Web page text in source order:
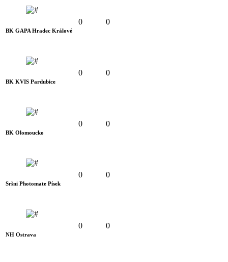
BK GAPA Hradec Králové
0 0
BK KVIS Pardubice
0 0
BK Olomoucko
0 0
Sršni Photomate Písek
0 0
NH Ostrava
0 0